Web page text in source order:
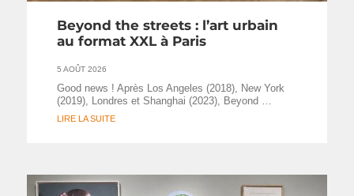
Beyond the streets : l’art urbain
au format XXL à Paris
5 AOÛT 2026
Good news ! Après Los Angeles (2018), New York
(2019), Londres et Shanghai (2023), Beyond …
LIRE LA SUITE